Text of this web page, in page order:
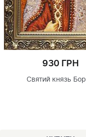
930 ГРН
Святий князь